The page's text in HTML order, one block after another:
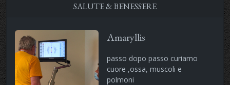
SALUTE & BENESSERE
Amaryllis
passo dopo passo curiamo
cuore ,ossa, muscoli e
polmoni